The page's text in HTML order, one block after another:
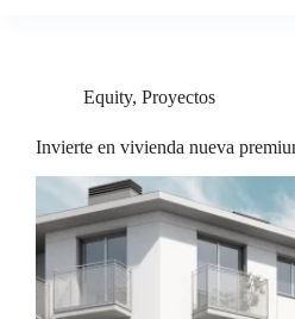
Equity, Proyectos
Invierte en vivienda nueva